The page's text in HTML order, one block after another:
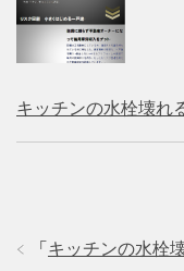
キッチンの水栓壊れ
「 キッチンの水栓